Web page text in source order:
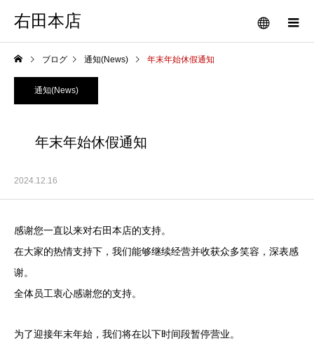
右田本店
ブログ 通知(News) 年末年始休假通知
通知(News)
年末年始休假通知
2024.12.16
感谢您一直以来对右田本店的支持。
在大家的热情支持下，我们能够继续经营并收获众多笑容，深表感
谢。
全体员工衷心感谢您的支持。
为了迎接年末年始，我们将在以下时间段暂停营业。